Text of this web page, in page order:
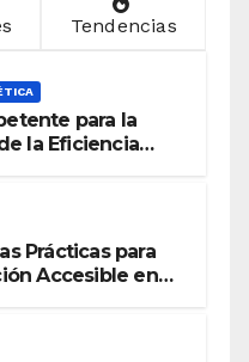
Tendencias
para la
la Eficiencia
Prácticas para
Accesible en